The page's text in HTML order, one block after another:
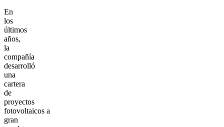
En
los
últimos
años,
la
compañía
desarrolló
una
cartera
de
proyectos
fotovoltaicos a
gran